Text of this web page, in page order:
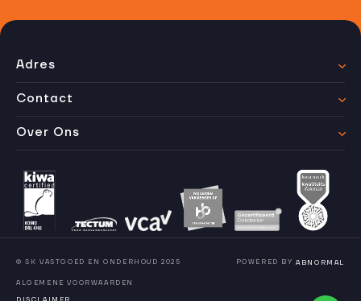
Adres
Contact
Over Ons
© SK VASTGOED EN ONDERHOUD 2025
ALGEMENE VOORWAARDEN
POWERED BYABNORMAL